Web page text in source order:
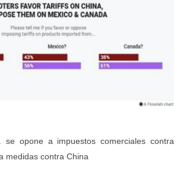
se opone a impuestos comerciales contra
medidas contra China